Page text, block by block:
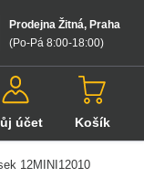
Prodejna Žitná, Praha
(Po-Pá 8:00-18:00)
účet Košík
12MINI12010